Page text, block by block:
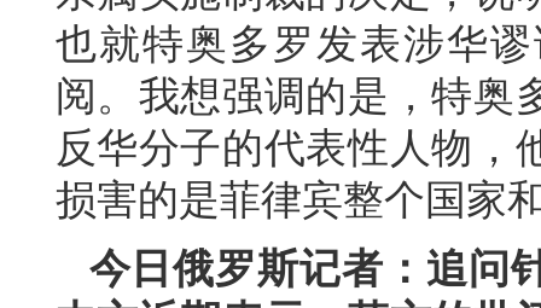
也就特奥多罗发表涉华
阅。我想强调的是，特奥
反华分子的代表性人物，
损害的是菲律宾整个国家
今日俄罗斯记者：追问